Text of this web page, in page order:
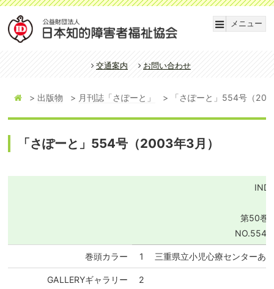
メニュー
交通案内 お問い合わせ
出版物 月刊誌「さぽーと」 「さぽーと」554号（
「さぽーと」554号（2003年3月）
第50巻
NO.554/
巻頭カラー 1 三重県立小児心療センターあ
GALLERYギャラリー 2